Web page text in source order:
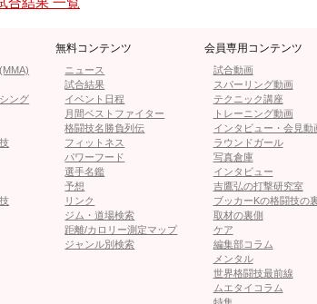
り左ミドル、インローを蹴り分ける瀧澤。パ
ローキックのダメージが見えてきたプラカイ
決まりKO勝利となった。
プラカイトーンがキックで攻
ング
無料コンテンツ
ニュース
試合結果
イベント日程
月間ベストファイター
格闘技名勝負列伝
フィットネス
パワーフード
選手名鑑
予想
リンク
ジム・道場検索
距離/カロリー測定マップ
ジャンル別検索
会員専用コンテンツ
試合動画
スパーリング動画
テクニック講座
トレーニング動画
インタビュー・会見動
ラウンドガール
写真倉庫
インタビュー
吉鷹弘の打撃研究室
ブッカーKの格闘技の
取材の裏側
ケア
編集部コラム
メンタル
世界格闘技最前線
ムエタイコラム